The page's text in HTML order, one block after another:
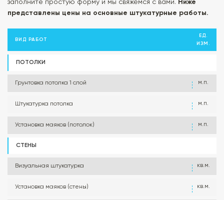
заполните простую форму и мы свяжемся с вами. Ниже
представлены цены на основные штукатурные работы.
ВИД РАБОТ
ЕД.
ИЗМ.
ПОТОЛКИ
Грунтовка потолка 1 слой м.п.
Штукатурка потолка м.п.
Установка маяков (потолок) м.п.
СТЕНЫ
Визуальная штукатурка кв.м.
Установка маяков (стены) кв.м.